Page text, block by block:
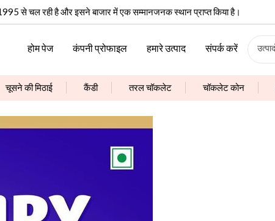
1995 से चल रही है और इसने बाजार में एक सम्मानजनक स्थान प्राप्त किया है।
होम पेज कंपनी प्रोफाइल हमारे उत्पाद संपर्क करें
चूसने की मिठाई कैंडी तरल चॉकलेट चॉकलेट कोन